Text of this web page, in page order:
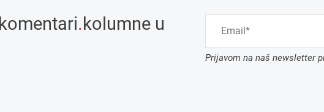
komentari.kolumne u
Prijavom na naš newsletter